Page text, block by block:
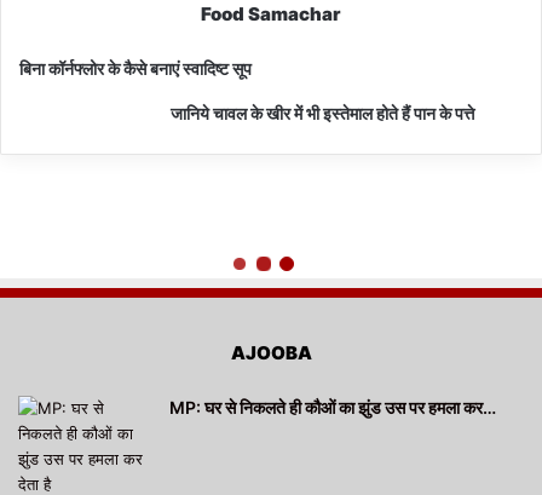
Food Samachar
बिना कॉर्नफ्लोर के कैसे बनाएं स्वादिष्ट सूप
जानिये चावल के खीर में भी इस्तेमाल होते हैं पान के पत्ते
AJOOBA
MP: घर से निकलते ही कौओं का झुंड उस पर हमला कर…